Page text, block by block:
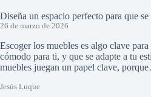
Diseña un espacio perfecto para que
26 de marzo de 2026
Escoger los muebles es algo clave para
cómodo para ti, y que se adapte a tu
muebles juegan un papel clave,
Jesús Luque